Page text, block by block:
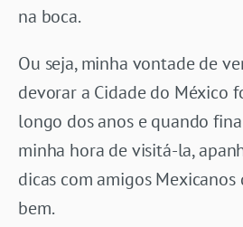
na boca.
Ou seja, minha vontade de
devorar a Cidade do México
longo dos anos e quando
minha hora de visitá-la,
dicas com amigos
bem.